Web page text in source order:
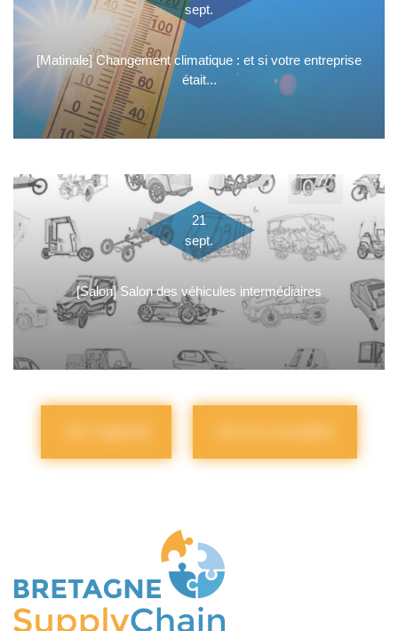
sept.
[Matinale] Changement climatique : et si votre entreprise
était...
21
sept.
[Salon] Salon des véhicules intermédiaires